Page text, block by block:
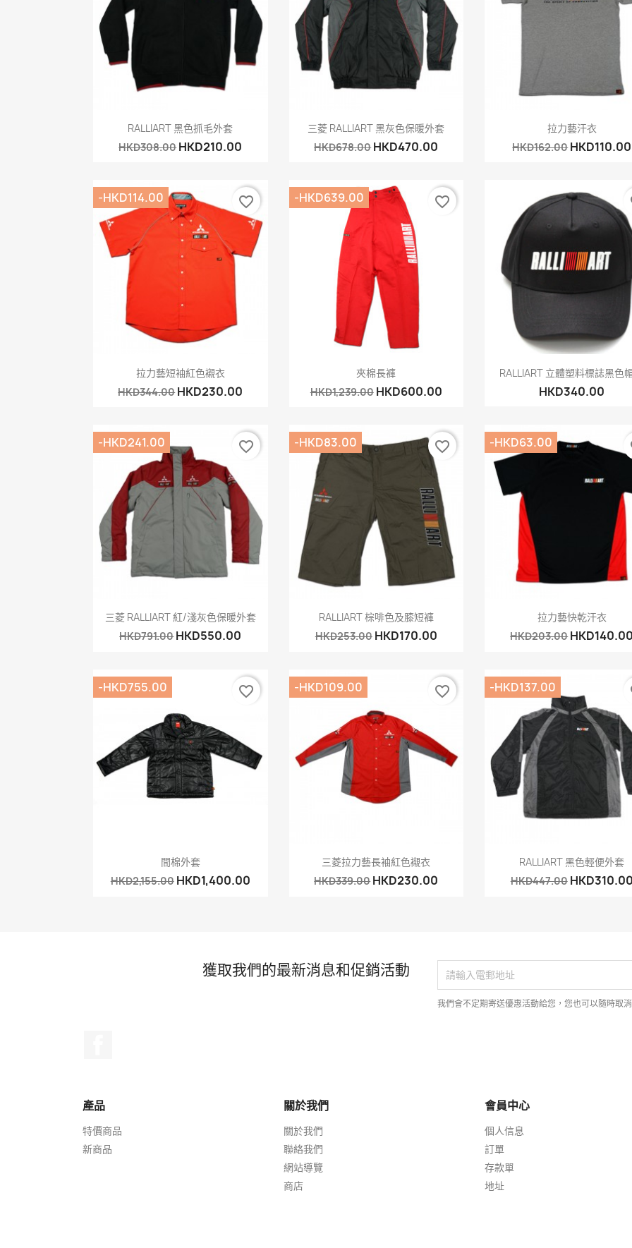
快速查看
RALLIART 黑色抓毛外套
HKD308.00HKD210.00
快速查看
三菱 RALLIART 黑灰色保暖外套
HKD678.00HKD470.00
快速查看
拉力藝汗衣
HKD162.00HKD110.00
快速查看
拉力藝短袖紅色襯衣
HKD344.00HKD230.00
-HKD114.00 favorite_border
快速查看
夾棉長褲
HKD1,239.00 HKD600.00
-HKD639.00 favorite_border
快速查看
RALLIART 立體塑料標誌黑色
HKD340.00
快速查看
三菱 RALLIART 紅/淺灰色保暖外套
HKD791.00HKD550.00
-HKD241.00 favorite_border
快速查看
RALLIART 棕啡色及膝短褲
HKD253.00 HKD170.00
-HKD83.00 favorite_border
快速查看
拉力藝快乾汗衣
HKD203.00HKD140.00
-HKD63.00
快速查看
間棉外套
HKD2,155.00 HKD1,400.00
-HKD755.00 favorite_border
快速查看
三菱拉力藝長袖紅色襯衣
HKD339.00HKD230.00
-HKD109.00 favorite_border
快速查看
RALLIART 黑色輕便外套
HKD447.00 HKD310.00
-HKD137.00
獲取我們的最新消息和促銷活動
我們會不定期寄送優惠活動給您，您也可以隨時取消
產品
特價商品
新商品
關於我們
關於我們
聯絡我們
網站導覽
商店
會員中心
個人信息
訂單
存款單
地址